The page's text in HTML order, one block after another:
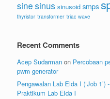
sine sinus sinusoid smps
thyristor transformer triac wave
Recent Comments
Acep Sudarman on Percobaan
pwm generator
Pengawalan Lab Elda I (‘Job 1’)
Praktikum Lab Elda I